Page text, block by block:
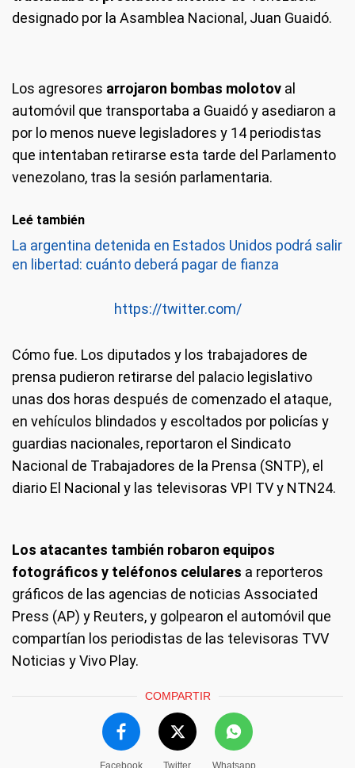
designado por la Asamblea Nacional, Juan Guaidó.
Los agresores arrojaron bombas molotov al
automóvil que transportaba a Guaidó y asediaron a
por lo menos nueve legisladores y 14 periodistas
que intentaban retirarse esta tarde del Parlamento
venezolano, tras la sesión parlamentaria.
Leé también
La argentina detenida en Estados Unidos podrá salir
en libertad: cuánto deberá pagar de fianza
https://twitter.com/
Cómo fue. Los diputados y los trabajadores de
prensa pudieron retirarse del palacio legislativo
unas dos horas después de comenzado el ataque,
en vehículos blindados y escoltados por policías y
guardias nacionales, reportaron el Sindicato
Nacional de Trabajadores de la Prensa (SNTP), el
diario El Nacional y las televisoras VPI TV y NTN24.
Los atacantes también robaron equipos
fotográficos y teléfonos celulares a reporteros
gráficos de las agencias de noticias Associated
Press (AP) y Reuters, y golpearon el automóvil que
compartían los periodistas de las televisoras TVV
Noticias y Vivo Play.
COMPARTIR
Facebook Twitter Whatsapp